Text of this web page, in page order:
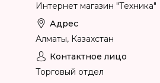
Интернет магазин "Техника"
Алматы, Казахстан
Торговый отдел